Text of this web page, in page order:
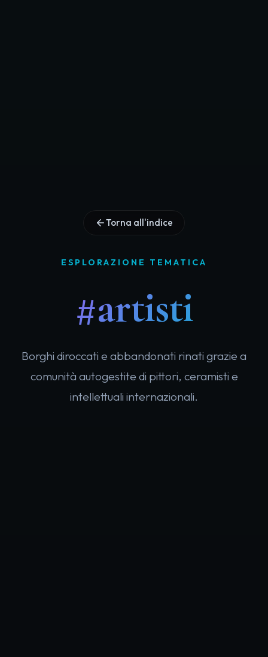
Torna all'indice
ESPLORAZIONE TEMATICA
#artisti
Borghi diroccati e abbandonati rinati grazie a
comunità autogestite di pittori, ceramisti e
intellettuali internazionali.